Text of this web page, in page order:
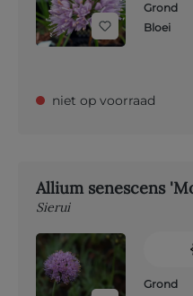
Grond
Bloei
niet op voorraad
Allium senescens
Sierui
Grond